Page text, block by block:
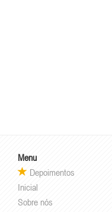
Menu
Depoimentos
Inicial
Sobre nós